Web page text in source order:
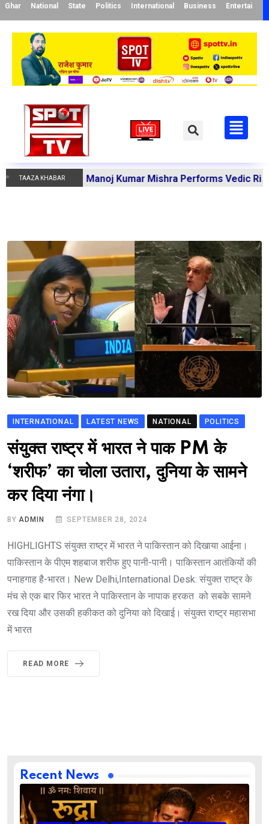
Ghar National State Politics International Business
TAAZA KHABAR
Acharya Manoj Kumar Mishra Performs Vedic
INTERNATIONAL LATEST NEWS NATIONAL POLITICS
संयुक्त राष्ट्र में भारत ने पाक PM के
‘शरीफ’ का चोला उतारा, दुनिया के सामने
कर दिया नंगा।
BYADMIN SEPTEMBER 28, 2024
HIGHLIGHTS संयुक्त राष्ट्र में भारत ने पाकिस्तान को दिखाया आईना।
पाकिस्तान के पीएम शहबाज शरीफ हुए पानी-पानी। पाकिस्तान आतंकियों की
पनाहगाह है-भारत। New Delhi,International Desk: संयुक्त राष्ट्र के
मंच से एक बार फिर भारत ने पाकिस्तान के नापाक हरकत को सबके सामने
रख दिया और उसकी हकीकत को दुनिया को दिखाई। संयुक्त राष्ट्र महासभा
में भारत
READ MORE
Recent News